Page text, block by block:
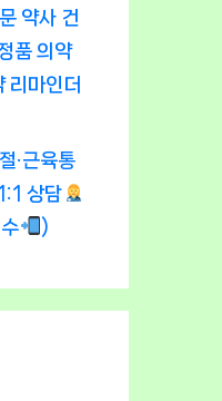
약사 건
품 의약
리마인더
·근육통
상담
)